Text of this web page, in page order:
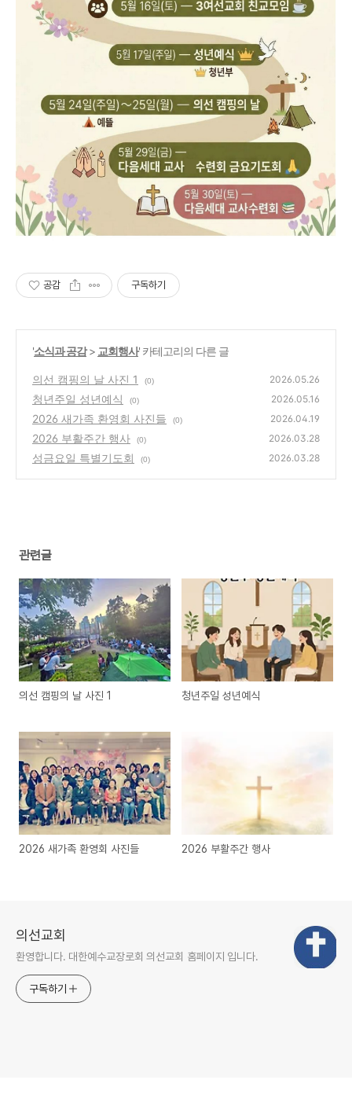
공감 구독하기
'소식과 공감> 교회행사' 카테고리의 다른 글
의선 캠핑의 날 사진 1 (0) 2026.05.26
청년주일 성년예식 (0) 2026.05.16
2026 새가족 환영회 사진들 (0) 2026.04.19
2026 부활주간 행사 (0) 2026.03.28
성금요일 특별기도회 (0) 2026.03.28
관련글
의선 캠핑의 날 사진 1 청년주일 성년예식
2026 새가족 환영회 사진들 2026 부활주간 행사
의선교회
환영합니다. 대한예수교장로회 의선교회 홈페이지 입니다.
구독하기